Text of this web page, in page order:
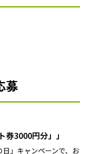
募
券3000円分」」
日」キャンペーンで、お